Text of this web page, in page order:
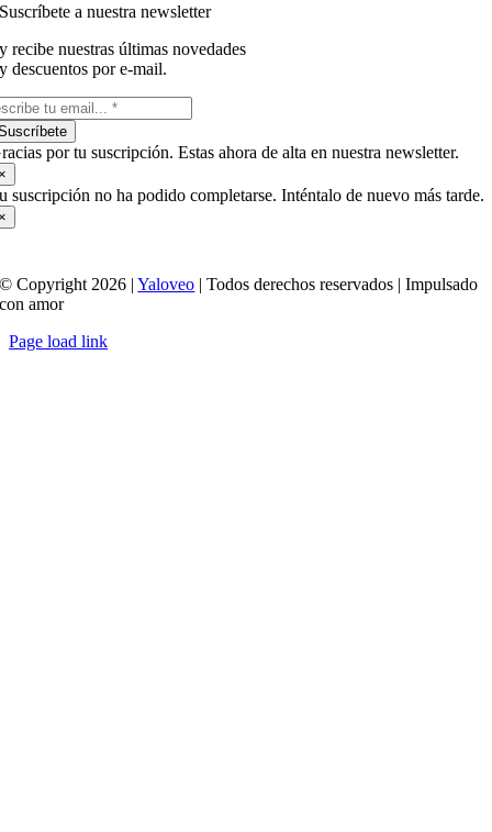
Suscríbete a nuestra newsletter
y recibe nuestras últimas novedades
y descuentos por e-mail.
por tu suscripción. Estas ahora de alta en nuestra newsletter.
suscripción no ha podido completarse. Inténtalo de nuevo más tarde.
© Copyright 2026 |Yaloveo | Todos derechos reservados | Impulsado
con amor
Page load link